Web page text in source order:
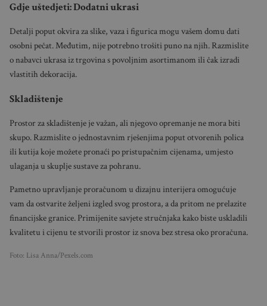
Gdje uštedjeti: Dodatni ukrasi
Detalji poput okvira za slike, vaza i figurica mogu vašem domu dati
osobni pečat. Međutim, nije potrebno trošiti puno na njih. Razmislite
o nabavci ukrasa iz trgovina s povoljnim asortimanom ili čak izradi
vlastitih dekoracija.
Skladištenje
Prostor za skladištenje je važan, ali njegovo opremanje ne mora biti
skupo. Razmislite o jednostavnim rješenjima poput otvorenih polica
ili kutija koje možete pronaći po pristupačnim cijenama, umjesto
ulaganja u skuplje sustave za pohranu.
Pametno upravljanje proračunom u dizajnu interijera omogućuje
vam da ostvarite željeni izgled svog prostora, a da pritom ne prelazite
financijske granice. Primijenite savjete stručnjaka kako biste uskladili
kvalitetu i cijenu te stvorili prostor iz snova bez stresa oko proračuna.
Foto: Lisa Anna/Pexels.com